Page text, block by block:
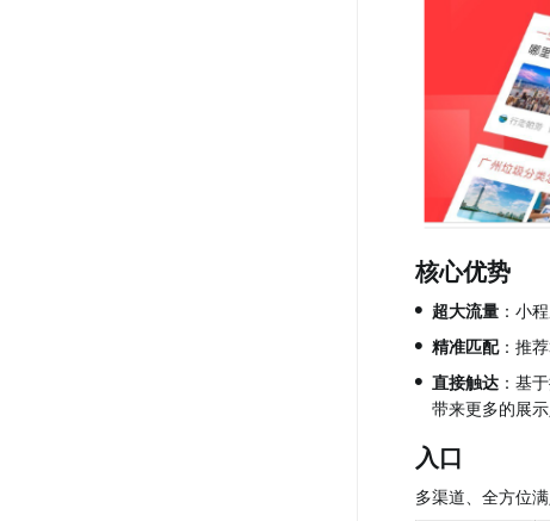
核心优势
• 超大流量 ：小
• 精准匹配：推
• 直接触达 ：基
带来更多的展示
入口
多渠道、全方位